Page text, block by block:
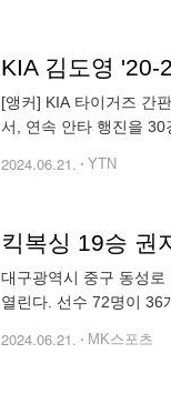
KIA 김도영 '20-
[앵커] KIA 타이거즈 간
서, 연속 안타 행진을 30
2024.06.21. YTN
킥복싱 19승 권
대구광역시 중구 동성로
열린다. 선수 72명이 36
2024.06.21. MK스포츠